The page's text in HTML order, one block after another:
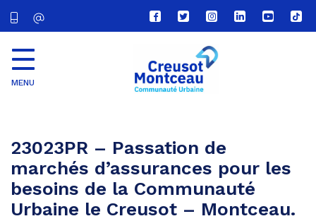
Lien
vers
compte
Facebook
Lien
vers
compte
Twitter
Lien
vers
le
compte
Lien
vers
Lien
vers
Lien
vers
MENU
23023PR – Passation de
marchés d’assurances pour les
besoins de la Communauté
Urbaine le Creusot – Montceau.